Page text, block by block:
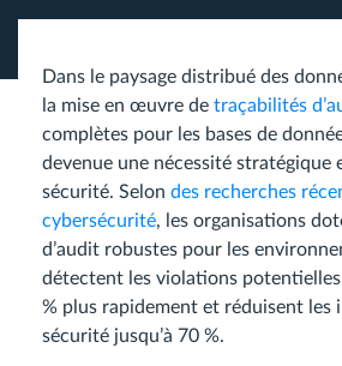
Dans le paysage distribué des
la mise en œuvre de traçabilités
complètes pour les bases de
devenue une nécessité stratégique
sécurité. Selon des recherches
cybersécurité, les organisations
d’audit robustes pour les
détectent les violations
% plus rapidement et réduisent les
sécurité jusqu’à 70 %.